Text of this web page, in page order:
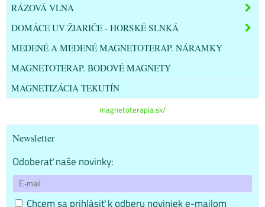
RÁZOVÁ VLNA
DOMÁCE UV ŽIARIČE - HORSKÉ SLNKÁ
MEDENÉ A MEDENÉ MAGNETOTERAP. NÁRAMKY
MAGNETOTERAP. BODOVÉ MAGNETY
MAGNETIZÁCIA TEKUTÍN
magnetoterapia.sk/
Newsletter
Odoberať naše novinky:
Chcem sa prihlásiť k odberu noviniek e-mailom